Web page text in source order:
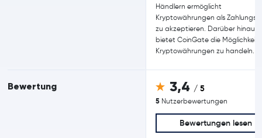
Bewertung
Händlern ermöglicht
Kryptowährungen als
zu akzeptieren. Darüber hinaus
bietet CoinGate die Möglichkeit
Kryptowährungen zu handeln.
3,4 / 5
5 Nutzerbewertungen
Bewertungen lesen